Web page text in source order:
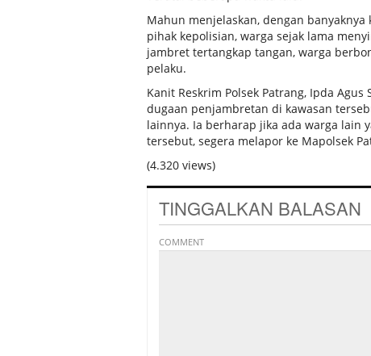
Mahun menjelaskan, dengan
pihak kepolisian, warga sejak lama
jambret tertangkap tangan, warga
pelaku.
Kanit Reskrim Polsek Patrang, Ipda
dugaan penjambretan di kawasan
lainnya. Ia berharap jika ada warga lain
tersebut, segera melapor ke Mapolsek
(4.320 views)
TINGGALKAN BALASAN
COMMENT